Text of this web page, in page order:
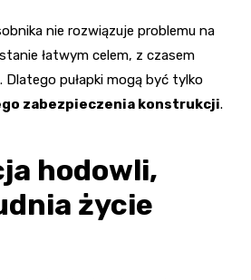
nie rozwiązuje problemu na
łatwym celem, z czasem
Dlatego pułapki mogą być tylko
zabezpieczenia konstrukcji.
hodowli,
życie